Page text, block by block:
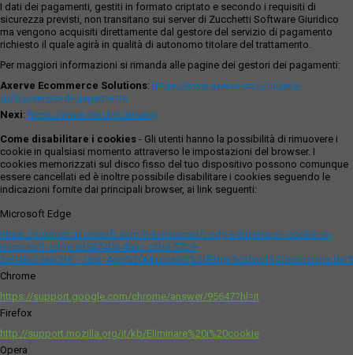
I dati dei pagamenti, gestiti in formato criptato e secondo i requisiti di
sicurezza previsti, non transitano sui server di Zucchetti Software Giuridico
ma vengono acquisiti direttamente dal gestore del servizio di pagamento
richiesto il quale agirà in qualità di autonomo titolare del trattamento.
Per maggiori informazioni si rimanda alle pagine dei gestori dei pagamenti:
Axerve Ecommerce Solutions: https://www.axerve.com/privacy-
policy/servizi-di-pagamento
Nexi: https://www.nexi.it/it/privacy
Come disabilitare i cookies - Gli utenti hanno la possibilità di rimuovere i
cookie in qualsiasi momento attraverso le impostazioni del browser. I
cookies memorizzati sul disco fisso del tuo dispositivo possono comunque
essere cancellati ed è inoltre possibile disabilitare i cookies seguendo le
indicazioni fornite dai principali browser, ai link seguenti:
Microsoft Edge
https://support.microsoft.com/it-it/microsoft-edge/eliminare-i-cookie-in-
microsoft-edge-63947406-40ac-c3b8-57b9-
Chrome
https://support.google.com/chrome/answer/95647?hl=it
Firefox
http://support.mozilla.org/it/kb/Eliminare%20i%20cookie
Opera